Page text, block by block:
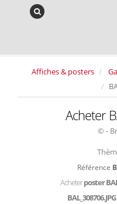
Affiches & posters
Acheter
© -
Référence
Acheterposter
BAL_308706.JPG